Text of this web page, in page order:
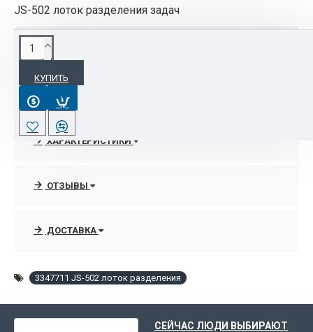
JS-502 лоток разделения задач
КУПИТЬ
ОПИСАНИЕ
JS-502 лоток разделения задач
ХАРАКТЕРИСТИКИ
ОТЗЫВЫ
ДОСТАВКА
3347711 JS-502 лоток разделения
СЕЙЧАС ЛЮДИ ВЫБИРАЮТ